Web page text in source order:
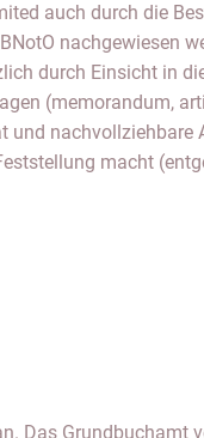
auch durch die
nachgewiesen
durch Einsicht in
(memorandum,
und nachvollziehbare
macht